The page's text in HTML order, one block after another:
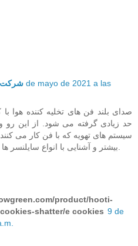
شرکت
صدای بلند فن های تخلیه کننده هوا
حد زیادی گرفته می شود. از این رو
سیستم های تهویه که با فن کار می
product/hooti-
shatter/e cookies 9 de